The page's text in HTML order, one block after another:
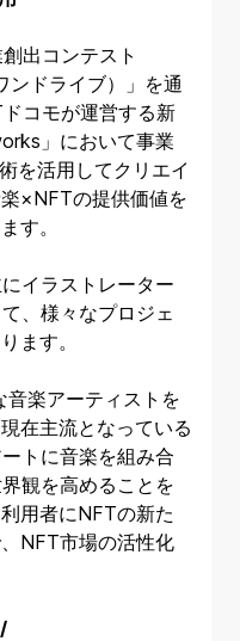
出コンテスト
ンドライブ）」を通
コモが運営する新
」において事業
を活用してクリエイ
×NFTの提供価値を
す。
イラストレーター
、様々なプロジェ
ます。
音楽アーティストを
在主流となっている
トに音楽を組み合
観を高めることを
用者にNFTの新た
NFT市場の活性化